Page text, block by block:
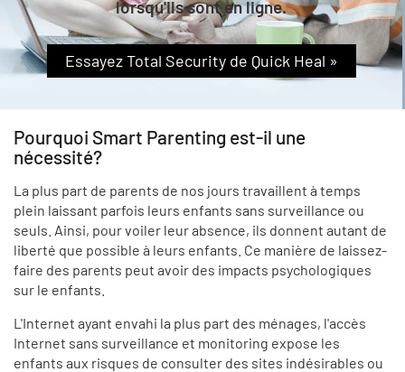
lorsqu'ils sont en ligne.
Essayez Total Security de Quick Heal »
Pourquoi Smart Parenting est-il une
nécessité?
La plus part de parents de nos jours travaillent à temps
plein laissant parfois leurs enfants sans surveillance ou
seuls. Ainsi, pour voiler leur absence, ils donnent autant de
liberté que possible à leurs enfants. Ce manière de laissez-
faire des parents peut avoir des impacts psychologiques
sur le enfants.
L'Internet ayant envahi la plus part des ménages, l'accès
Internet sans surveillance et monitoring expose les
enfants aux risques de consulter des sites indésirables ou